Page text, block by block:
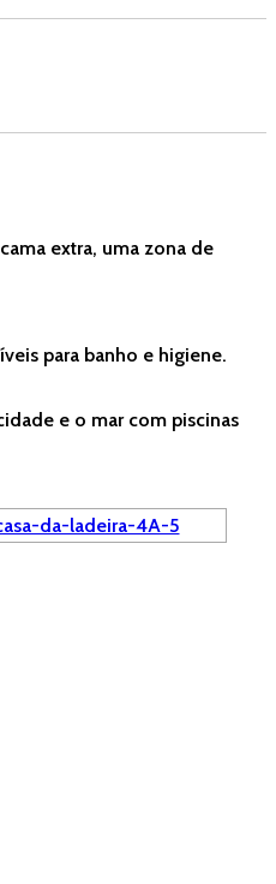
extra, uma zona de
para banho e higiene.
e o mar com piscinas